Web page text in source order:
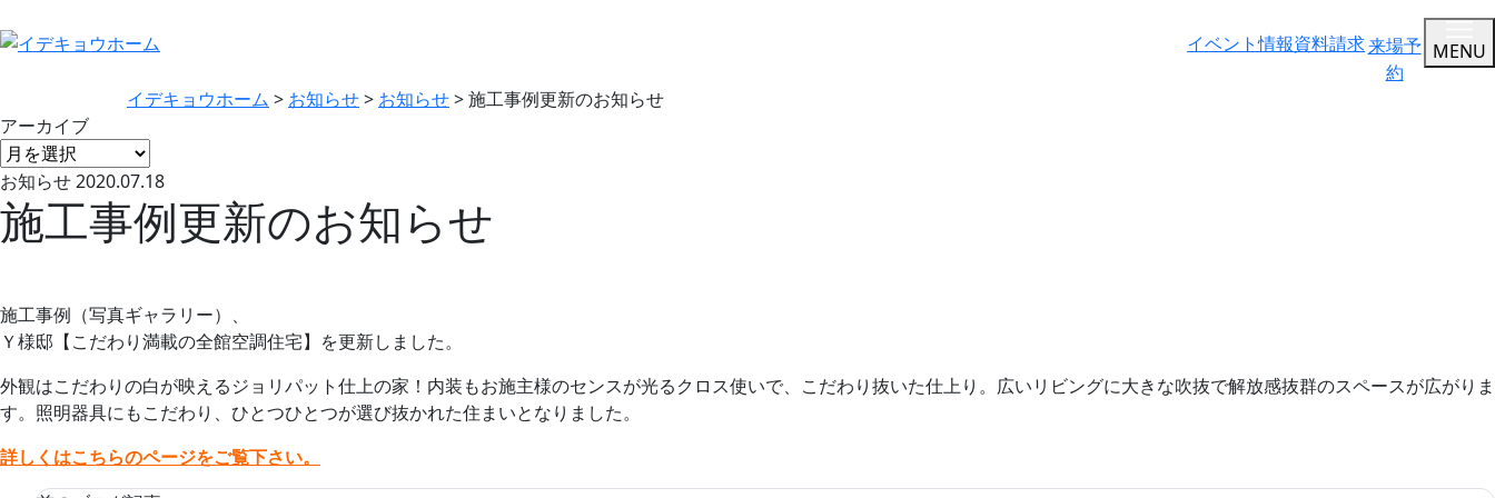
イベント情報資料請求来場予
約
MENU
イデキョウホーム > お知らせ> お知らせ>施工事例更新のお知らせ
アーカイブ
お知らせ2020.07.18
施工事例更新のお知らせ
施工事例（写真ギャラリー）、
Ｙ様邸【こだわり満載の全館空調住宅】を更新しました。
外観はこだわりの白が映えるジョリパット仕上の家！内装もお施主様のセンスが光るクロス使いで、こだわり抜いた仕上り。広いリビングに大きな吹抜で解放感抜群のスペースが広がりま
す。照明器具にもこだわり、ひとつひとつが選び抜かれた住まいとなりました。
詳しくはこちらのページをご覧下さい。